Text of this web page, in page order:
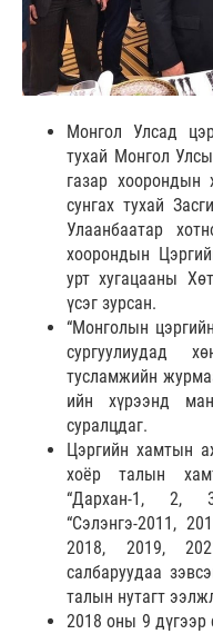
Монгол Улсад
тухай Монгол
газар хоорондын
сунгах тухай
Улаанбаатар
хоорондын
урт хугацааны
үсэг зурсан.
“Монголын
сургуулиудад
тусламжийн
ийн хүрээнд
суралцдаг.
Цэргийн хамтын
хоёр талын
“Дархан-1, 2,
“Сэлэнгэ-2011,
2018, 2019,
салбаруудаа
талын нутагт
2018 оны 9 дүгээр